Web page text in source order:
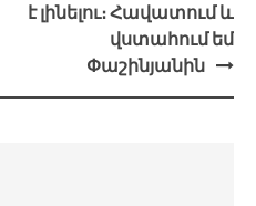
է լինելու։ Հավատում և
վստահում եմ
Փաշինյանին